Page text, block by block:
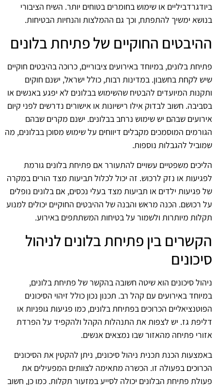
ביודגרדביליים או שימוש בחומרים בטוחים יותר. השיח הציבורי
בנושא ימשיך להתפתח, וכך גם ההמלצות והנחיות הבטיחות.
ההיבטים החוקיים של פתיחת בלונים
פתיחת בלונים, במיוחד באירועים ציבוריים, כרוכה בהיבטים חוקיים
שיש לקחת בחשבון. במדינות רבות, כולל ישראל, ישנם חוקים
ותקנות המיועדים להבטיח שהשימוש בבלונים לא יפגע באנשים או
בסביבה. חשוב לבדוק אילו רישיונות או אישורים נדרשים לפני קיום
אירועים שבהם יש שימוש נרחב בבלונים. ישנם מקרים שבהם
הגורמים המוסמכים מקבלים דיווחים על שימוש מסוכן בבלונים, מה
שמוביל להגבלות נוספות.
הליכים משפטיים עשויים להתעורר אם פתיחת בלונים גורמת
לפגיעות או נזק לרכוש. זה יכול לכלול תביעות מצד הורים במקרה
של פגיעות ילדים או תביעות מצד בעלי נכסים, אם בלונים נופלים
על רכושם. הכנה מראש והבנה של ההיבטים החוקיים יכולים למנוע
תקלות מיותרות ולשמור על בטיחות המשתתפים באירוע.
הקשרים בין פתיחת בלונים לניהול
סיכונים
ניהול סיכונים הוא שיטה חשובה בהקשר של פתיחת בלונים,
במיוחד באירועים עם קהל רב. תכנון נכון כולל זיהוי הסיכונים
הפוטנציאליים הכרוכים בפתיחת בלונים, כמו פגיעות גופניות או
דליפת גז. יש לצפות את התנהלות הקהל ולהקפיד על הפרדת
אזורי פתיחה מהאזור שבו נמצאים אנשים.
באמצעות הכנת תכנית ניהול סיכונים, ניתן להקטין את הסיכונים
הכרוכים בפעולה זו. הכשרה מתאימה לצוותים המפעילים את
פעולת פתיחת הבלונים יכולה לסייע במזעור תקלות. כמו כן, חשוב